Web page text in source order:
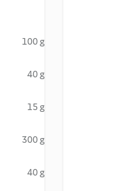
100 g
40 g
15 g
300 g
40 g